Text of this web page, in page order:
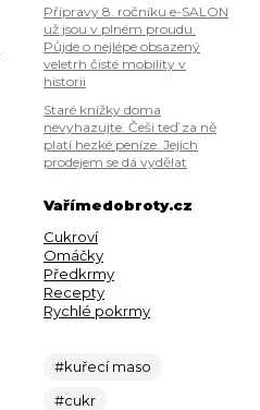
Přípravy 8. ročníku e-SALON
už jsou v plném proudu.
Půjde o nejlépe obsazený
veletrh čisté mobility v
historii
Staré knížky doma
nevyhazujte. Češi teď za ně
platí hezké peníze. Jejich
prodejem se dá vydělat
Vařímedobroty.cz
Cukroví
Omáčky
Předkrmy
Recepty
Rychlé pokrmy
#kuřecí maso
#cukr